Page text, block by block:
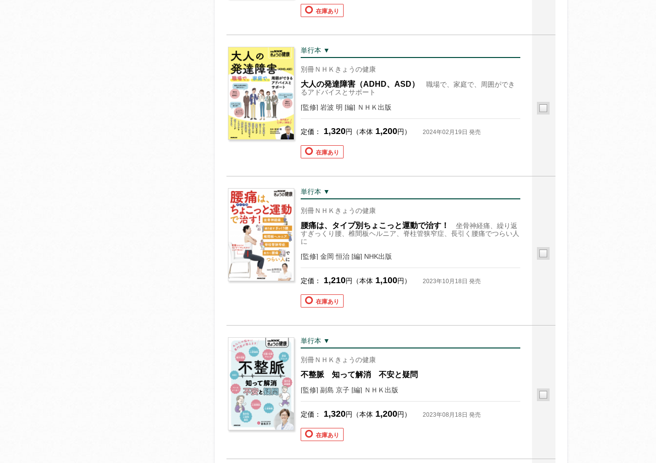
在庫あり
単行本 ▼
別冊ＮＨＫきょうの健康
大人の発達障害（ADHD、ASD）
職場で、家庭で、周囲ができ
るアドバイスとサポート
[監修] 岩波 明 [編] ＮＨＫ出版
定価： 1,320円（本体 1,200円） 2024年02月19日 発売
在庫あり
単行本 ▼
別冊ＮＨＫきょうの健康
腰痛は、タイプ別ちょこっと運動で治す！
坐骨神経痛、繰り返
すぎっくり腰、椎間板ヘルニア、脊柱管狭窄症、長引く腰痛でつらい人
に
[監修] 金岡 恒治 [編] NHK出版
定価： 1,210円（本体 1,100円） 2023年10月18日 発売
在庫あり
単行本 ▼
別冊ＮＨＫきょうの健康
不整脈 知って解消 不安と疑問
[監修] 副島 京子 [編] ＮＨＫ出版
定価： 1,320円（本体 1,200円） 2023年08月18日 発売
在庫あり